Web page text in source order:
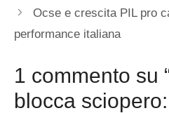
Ocse e crescita PIL pro
performance italiana
1 commento su
blocca